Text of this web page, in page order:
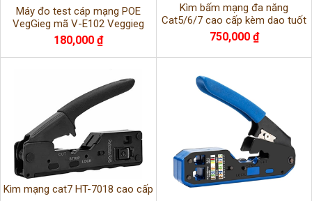
Máy đo test cáp mạng POE
VegGieg mã V-E102 Veggieg
hàng nhập khẩu chính hãng
180,000 ₫
Kìm bấm mạng đa năng
Cat5/6/7 cao cấp kèm dao tuốt
dây mạng
750,000 ₫
Kìm mạng cat7 HT-7018 cao cấp